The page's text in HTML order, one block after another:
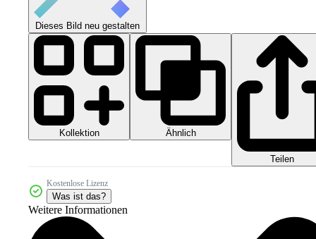
Dieses Bild neu gestalten
Kollektion Ähnlich
Teilen
Kostenlose Lizenz
Was ist das?
Weitere Informationen